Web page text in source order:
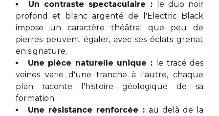
Un contraste spectaculaire :
le duo noir
profond et blanc argenté de l'Electric Black
impose un caractère théâtral que peu de
pierres peuvent égaler, avec ses éclats grenat
en signature.
Une pièce naturelle unique :
le tracé des
veines varie d'une tranche à l'autre, chaque
plan raconte l'histoire géologique de sa
formation.
Une résistance renforcée : au delà de la